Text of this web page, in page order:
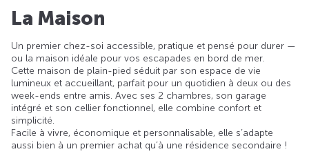
La Maison
Un premier chez-soi accessible, pratique et pensé pour durer —
ou la maison idéale pour vos escapades en bord de mer.
Cette maison de plain-pied séduit par son espace de vie
lumineux et accueillant, parfait pour un quotidien à deux ou des
week-ends entre amis. Avec ses 2 chambres, son garage
intégré et son cellier fonctionnel, elle combine confort et
simplicité.
Facile à vivre, économique et personnalisable, elle s’adapte
aussi bien à un premier achat qu’à une résidence secondaire !